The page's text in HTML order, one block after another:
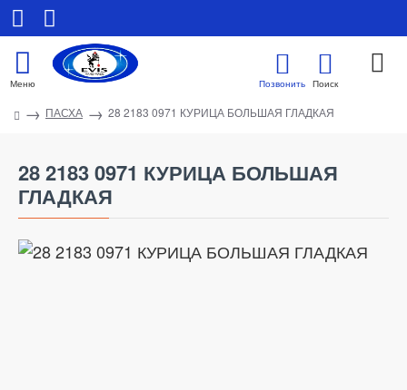
ПАСХА 28 2183 0971 КУРИЦА БОЛЬШАЯ ГЛАДКАЯ
28 2183 0971 КУРИЦА БОЛЬШАЯ
ГЛАДКАЯ